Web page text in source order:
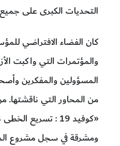
التحديات الكبرى على
كان الفضاء الافتراضي
والمؤتمرات التي واكبت
المسؤولين والمفكرين
من المحاور التي ناقشتها.
«كوفيد 19 : تسريع
ومشرقة في سجل مشروع